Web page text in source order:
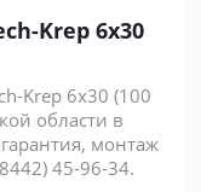
Krep 6х30
Krep 6х30 (100
области в
монтаж
45-96-34.